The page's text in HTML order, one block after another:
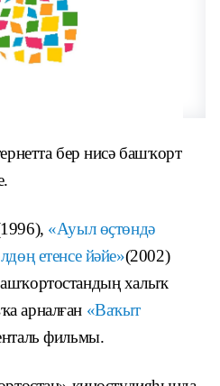
бер нисә башҡорт
«Ауыл өҫтөндә
етенсе йәйе»(2002)
халыҡ
арналған «Ваҡыт
фильмы.